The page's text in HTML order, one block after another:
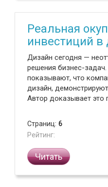
Реальная
инвестиций в
Дизайн сегодня —
решения бизнес-
показывают, что
дизайн,
Автор доказывает это
Страниц: 6
Рейтинг:
Читать